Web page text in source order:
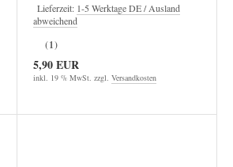
Lieferzeit: 1-5 Werktage DE / Ausland
abweichend
(1)
5,90 EUR
inkl. 19 % MwSt. zzgl. Versandkosten